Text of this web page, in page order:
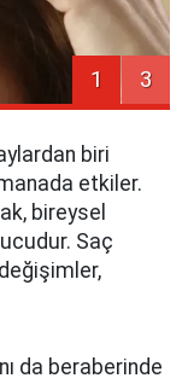
1 3
biri
etkiler.
bireysel
Saç
da beraberinde